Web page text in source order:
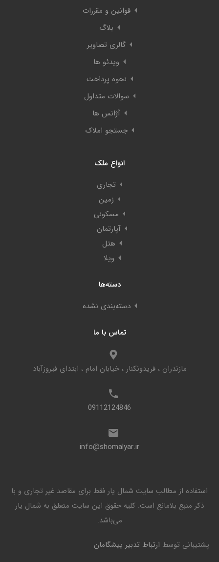
قوانین و مقررات
بلاگ
گالری تصاویر
ویدئو ها
نحوه پرداخت
سوالات متداول
آژانس ها
جستجو املاک
انواع ملک
تجاری
زمین
مسکونی
آپارتمان
هتل
ویلا
دسته‌ها
دسته‌بندی نشده
تماس با ما
مازندران ، فریدونکنار ، خیابان امام ، ابتدای فیروزآباد
09112124846
info@shomalyar.ir
استفاده از مطالب سایت شمال یار فقط برای مقاصد غیر تجاری و با
ذکر منبع بلامانع است. کليه حقوق اين سايت متعلق به شمال یار
می‌باشد.
پشتیبانی توسط ارتباط تدبیر پیشگامان